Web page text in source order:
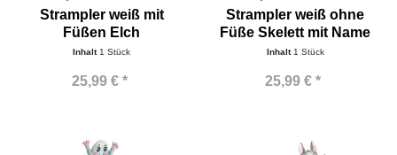
Strampler weiß mit
Füßen Elch
Inhalt1 Stück
25,99 € *
Strampler weiß ohne
Füße Skelett mit Name
Inhalt1 Stück
25,99 € *